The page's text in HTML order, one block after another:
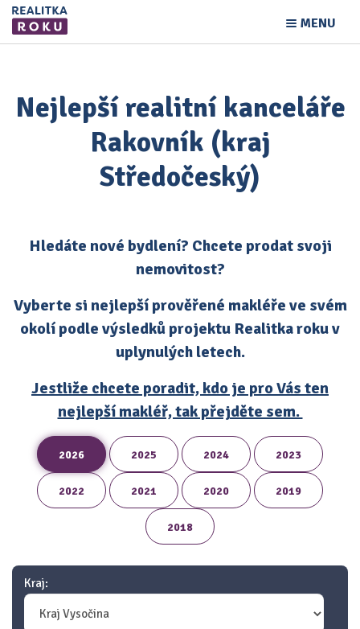
MENU
Nejlepší realitní kanceláře
Rakovník (kraj
Středočeský)
Hledáte nové bydlení? Chcete prodat svoji
nemovitost?
Vyberte si nejlepší prověřené makléře ve svém
okolí podle výsledků projektu Realitka roku v
uplynulých letech.
Jestliže chcete poradit, kdo je pro Vás ten
nejlepší makléř, tak přejděte sem.
2026 2025 2024 2023
2022 2021 2020 2019
2018
Kraj: